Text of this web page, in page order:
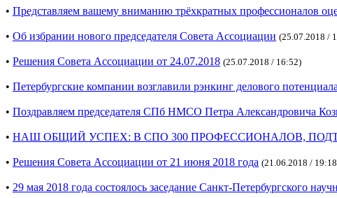
• Представляем вашему вниманию трёхкратных профессионалов
• Об избрании нового председателя Совета Ассоциации (25.07.2018 /
• Решения Совета Ассоциации от 24.07.2018 (25.07.2018 / 16:52)
• Петербургские компании возглавили рэнкинг делового
• Поздравляем председателя СПб НМСО Петра Александровича
• НАШ ОБЩИЙ УСПЕХ: В СПО 300 ПРОФЕССИОНАЛОВ,
• Решения Совета Ассоциации от 21 июня 2018 года (21.06.2018 /
• 29 мая 2018 года состоялось заседание Санкт-Петербургского